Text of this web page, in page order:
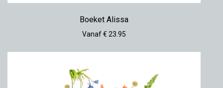
Boeket Alissa
Vanaf € 23.95